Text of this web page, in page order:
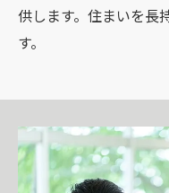
供します。住まいを長
す。